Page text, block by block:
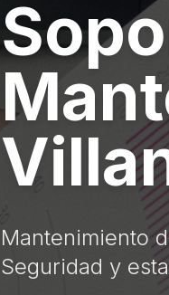
Mantenimiento
Seguridad y